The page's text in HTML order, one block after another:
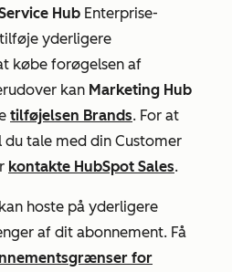
Hub Enterprise-
yderligere
købe forøgelsen af
kan Marketing Hub
tilføjelsen Brands. For at
du tale med din Customer
kontakte HubSpot Sales.
hoste på yderligere
af dit abonnement. Få
for